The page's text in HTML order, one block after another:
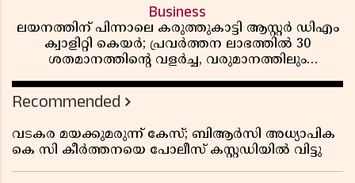
Business
ലയനത്തിന് പിന്നാലെ കരുത്തുകാട്ടി ആസ്റ്റർ ഡിഎം
ക്വാളിറ്റി കെയർ; പ്രവർത്തന ലാഭത്തിൽ 30
ശതമാനത്തിൻ്റെ വളർച്ച, വരുമാനത്തിലും
റിപ്പോർട്ട് പുറത്ത്
Recommended
വടകര മയക്കുമരുന്ന് കേസ്; ബിആർസി അധ്യാപിക
കെ സി കീർത്തനയെ പോലീസ് കസ്റ്റഡിയിൽ വിട്ടു